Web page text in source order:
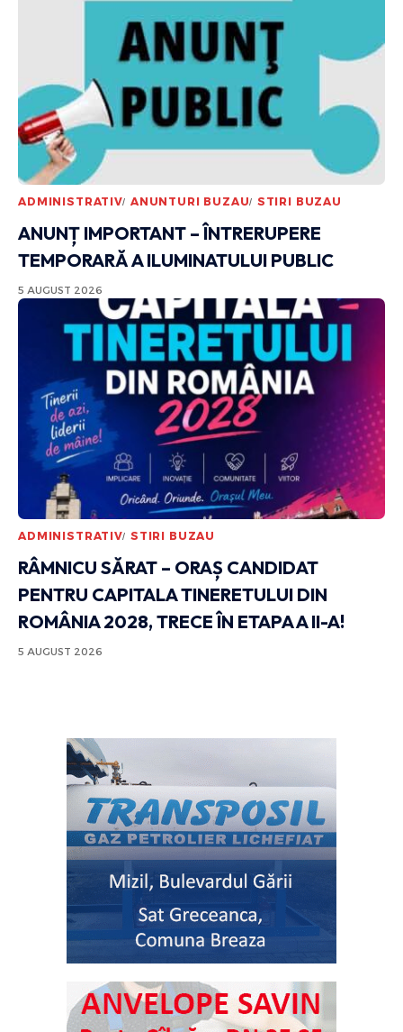
ADMINISTRATIV ANUNTURI BUZAU STIRI BUZAU
ANUNȚ IMPORTANT – ÎNTRERUPERE
TEMPORARĂ A ILUMINATULUI PUBLIC
5 AUGUST 2026
ADMINISTRATIV STIRI BUZAU
RÂMNICU SĂRAT – ORAȘ CANDIDAT
PENTRU CAPITALA TINERETULUI DIN
ROMÂNIA 2028, TRECE ÎN ETAPA A II-A!
5 AUGUST 2026